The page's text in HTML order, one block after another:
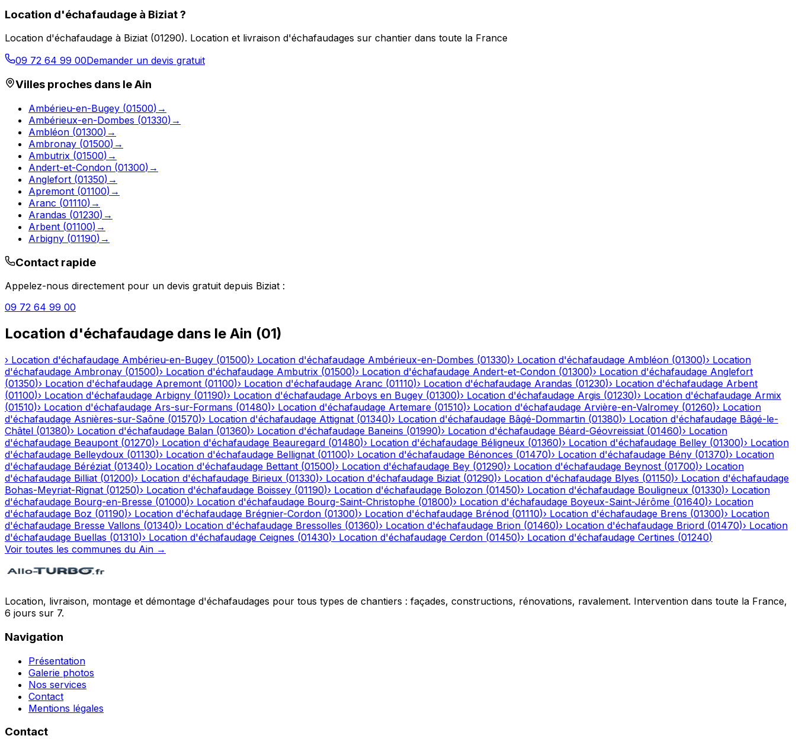
Location d'échafaudage à Biziat?
Location d'échafaudage à Biziat (01290). Location et livraison d'échafaudages sur chantier dans toute la France
09 72 64 99 00Demander un devis gratuit
Villes proches dans leAin
Ambérieu-en-Bugey (01500) →
Ambérieux-en-Dombes (01330) →
Ambléon (01300) →
Ambronay (01500) →
Ambutrix (01500) →
Andert-et-Condon (01300) →
Anglefort (01350) →
Apremont (01100) →
Aranc (01110) →
Arandas (01230) →
Arbent (01100) →
Arbigny (01190) →
Contact rapide
Appelez-nous directement pour un devis gratuit depuis Biziat :
09 72 64 99 00
Location d'échafaudage dans le Ain (01)
› Location d'échafaudage Ambérieu-en-Bugey (01500)› Location d'échafaudage Ambérieux-en-Dombes (01330)› Location d'échafaudage Ambléon (01300)› Location
d'échafaudage Ambronay (01500)› Location d'échafaudage Ambutrix (01500)› Location d'échafaudage Andert-et-Condon (01300)› Location d'échafaudage Anglefort
(01350)› Location d'échafaudage Apremont (01100)› Location d'échafaudage Aranc (01110)› Location d'échafaudage Arandas (01230)› Location d'échafaudage Arbent
(01100)› Location d'échafaudage Arbigny (01190)› Location d'échafaudage Arboys en Bugey (01300)› Location d'échafaudage Argis (01230)› Location d'échafaudage Armix
(01510)› Location d'échafaudage Ars-sur-Formans (01480)› Location d'échafaudage Artemare (01510)› Location d'échafaudage Arvière-en-Valromey (01260)› Location
d'échafaudage Asnières-sur-Saône (01570)› Location d'échafaudage Attignat (01340)› Location d'échafaudage Bâgé-Dommartin (01380)› Location d'échafaudage Bâgé-le-
Châtel (01380)› Location d'échafaudage Balan (01360)› Location d'échafaudage Baneins (01990)› Location d'échafaudage Béard-Géovreissiat (01460)› Location
d'échafaudage Beaupont (01270)› Location d'échafaudage Beauregard (01480)› Location d'échafaudage Béligneux (01360)› Location d'échafaudage Belley (01300)› Location
d'échafaudage Belleydoux (01130)› Location d'échafaudage Bellignat (01100)› Location d'échafaudage Bénonces (01470)› Location d'échafaudage Bény (01370)› Location
d'échafaudage Béréziat (01340)› Location d'échafaudage Bettant (01500)› Location d'échafaudage Bey (01290)› Location d'échafaudage Beynost (01700)› Location
d'échafaudage Billiat (01200)› Location d'échafaudage Birieux (01330)› Location d'échafaudage Biziat (01290)› Location d'échafaudage Blyes (01150)› Location d'échafaudage
Bohas-Meyriat-Rignat (01250)› Location d'échafaudage Boissey (01190)› Location d'échafaudage Bolozon (01450)› Location d'échafaudage Bouligneux (01330)› Location
d'échafaudage Bourg-en-Bresse (01000)› Location d'échafaudage Bourg-Saint-Christophe (01800)› Location d'échafaudage Boyeux-Saint-Jérôme (01640)› Location
d'échafaudage Boz (01190)› Location d'échafaudage Brégnier-Cordon (01300)› Location d'échafaudage Brénod (01110)› Location d'échafaudage Brens (01300)› Location
d'échafaudage Bresse Vallons (01340)› Location d'échafaudage Bressolles (01360)› Location d'échafaudage Brion (01460)› Location d'échafaudage Briord (01470)› Location
d'échafaudage Buellas (01310)› Location d'échafaudage Ceignes (01430)› Location d'échafaudage Cerdon (01450)› Location d'échafaudage Certines (01240)
Voir toutes les communes du Ain →
Location, livraison, montage et démontage d'échafaudages pour tous types de chantiers : façades, constructions, rénovations, ravalement. Intervention dans toute la France,
6 jours sur 7.
Navigation
Présentation
Galerie photos
Nos services
Contact
Mentions légales
Contact